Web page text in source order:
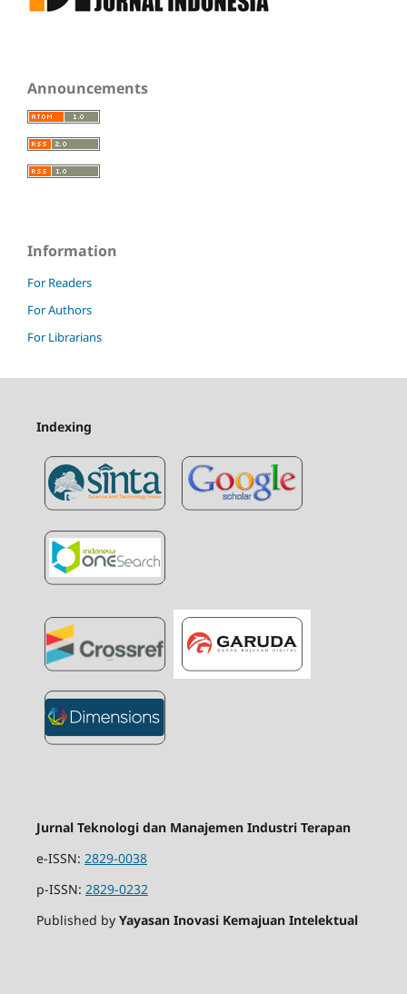
Announcements
Information
For Readers
For Authors
For Librarians
Indexing
Jurnal Teknologi dan Manajemen Industri Terapan
e-ISSN: 2829-0038
p-ISSN: 2829-0232
Published by Yayasan Inovasi Kemajuan Intelektual